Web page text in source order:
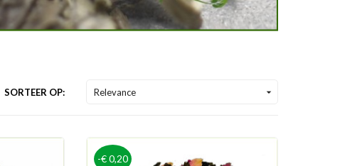
SORTEER OP: Relevance 
-€ 0,20